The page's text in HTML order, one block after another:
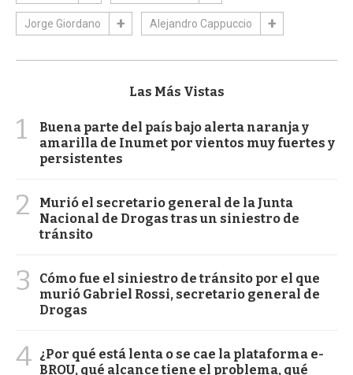
Jorge Giordano Alejandro Cappuccio
Las Más Vistas
1
Buena parte del país bajo alerta naranja y
amarilla de Inumet por vientos muy fuertes y
persistentes
2
Murió el secretario general de la Junta
Nacional de Drogas tras un siniestro de
tránsito
3
Cómo fue el siniestro de tránsito por el que
murió Gabriel Rossi, secretario general de
Drogas
4 ¿Por qué está lenta o se cae la plataforma e-
BROU, qué alcance tiene el problema, qué